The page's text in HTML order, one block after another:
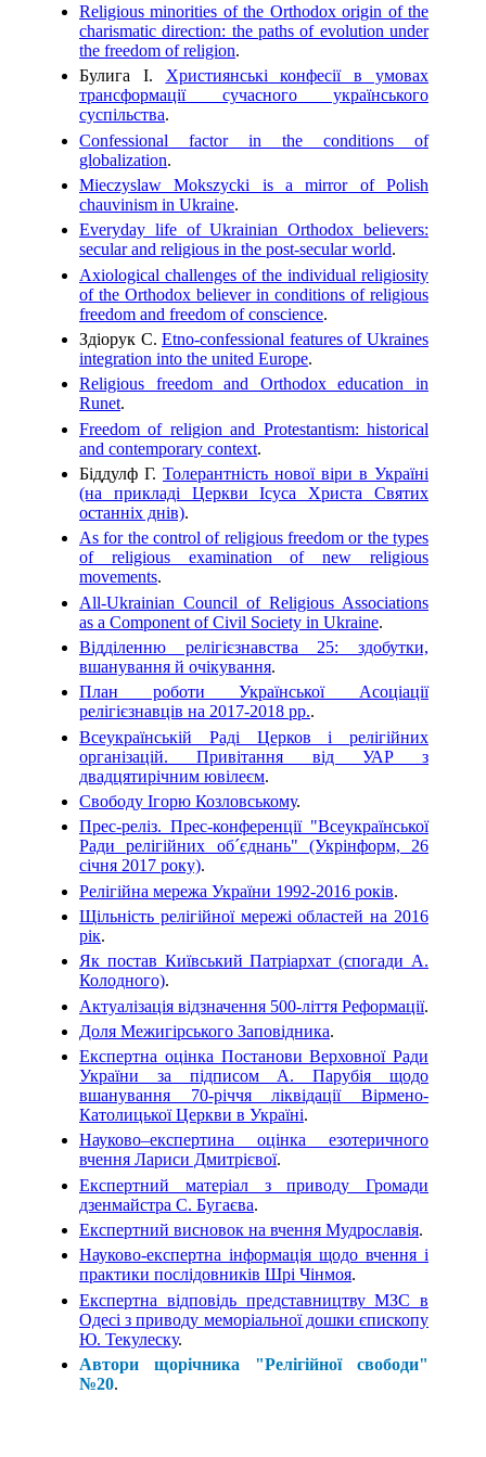
Religious minorities of the Orthodox origin of the
charismatic direction: the paths of evolution under
the freedom of religion.
Булига І. Християнські конфесії в умовах
трансформації сучасного українського
суспільства.
Confessional factor in the conditions of
globalization.
Mieczyslaw Mokszycki is a mirror of Polish
chauvinism in Ukraine.
Everyday life of Ukrainian Orthodox believers:
secular and religious in the post-secular world.
Axiological challenges of the individual religiosity
of the Orthodox believer in conditions of religious
freedom and freedom of conscience.
Здіорук С.Etno-confessional features of Ukraines
integration into the united Europe.
Religious freedom and Orthodox education in
Runet.
Freedom of religion and Protestantism: historical
and contemporary context.
Біддулф Г. Толерантність нової віри в Україні
(на прикладі Церкви Ісуса Христа Святих
останніх днів).
As for the control of religious freedom or the types
of religious examination of new religious
movements.
All-Ukrainian Council of Religious Associations
as a Component of Civil Society in Ukraine.
Відділенню релігієзнавства 25: здобутки,
вшанування й очікування.
План роботи Української Асоціації
релігієзнавців на 2017-2018 рр..
Всеукраїнській Раді Церков і релігійних
організацій. Привітання від УАР з
двадцятирічним ювілеєм.
Свободу Ігорю Козловському.
Прес-реліз. Прес-конференції "Всеукраїнської
Ради релігійних об´єднань" (Укрінформ, 26
січня 2017 року).
Релігійна мережа України 1992-2016 років.
Щільність релігійної мережі областей на 2016
рік.
Як постав Київський Патріархат (спогади А.
Колодного).
Актуалізація відзначення 500-ліття Реформації.
Доля Межигірського Заповідника.
Експертна оцінка Постанови Верховної Ради
України за підписом А. Парубія щодо
вшанування 70-річчя ліквідації Вірмено-
Католицької Церкви в Україні.
Науково–експертина оцінка езотеричного
вчення Лариси Дмитрієвої.
Експертний матеріал з приводу Громади
дзенмайстра С. Бугаєва.
Експертний висновок на вчення Мудрославія.
Науково-експертна інформація щодо вчення і
практики послідовників Шрі Чінмоя.
Експертна відповідь представництву МЗС в
Одесі з приводу меморіальної дошки єпископу
Ю. Текулеску.
Автори щорічника "Релігійної свободи"
№20.